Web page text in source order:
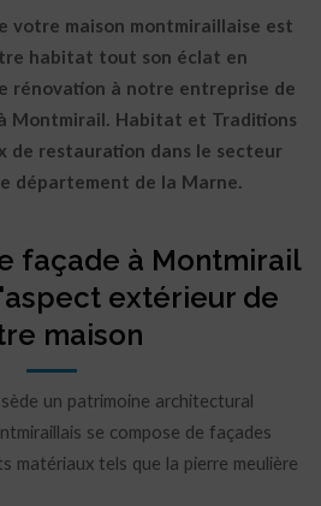
votre maison montmiraillaise est
habitat tout son éclat en
rénovation à notre entreprise de
Montmirail. Habitat et Traditions
de restauration dans le secteur
département de la Marne.
façade à Montmirail
extérieur de
maison
un patrimoine architectural
se compose de façades
matériaux tels que la pierre meulière